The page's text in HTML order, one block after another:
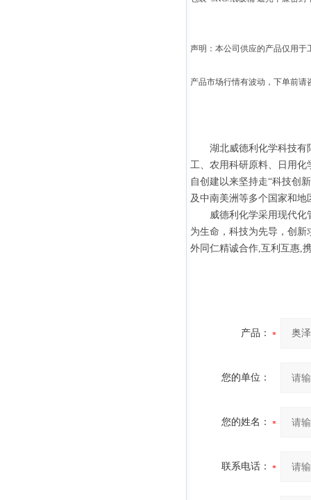
声明：本公司供应的产品仅用于
产品市场行情有波动，下单前
湖北威德利化学科技有
工、农用科研原料、日用
自创建以来坚持走“科技创
及中南美洲等多个国家和地
威德利化学采用现代化管
为生命，科技为先导，创
外同仁精诚合作,互利互惠,
产品：
您的单位：
您的姓名：
联系电话：